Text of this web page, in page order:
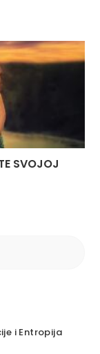
SVOJOJ
i Entropija